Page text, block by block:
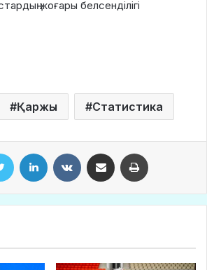
жоғары белсенділігі
Қаржы Статистика